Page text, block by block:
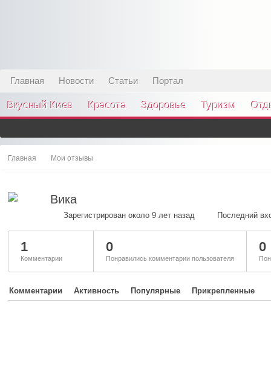
Главная Новости Статьи Портал
Вкусный Киев Красота Здоровье Туризм
Главная Мои отзывы
Вика
Зарегистрирован около 9 лет назад Последний
1
Комментарии
0
Понравились комментарии пользователя
0
Комментарии Активность Популярные Прикрепленные